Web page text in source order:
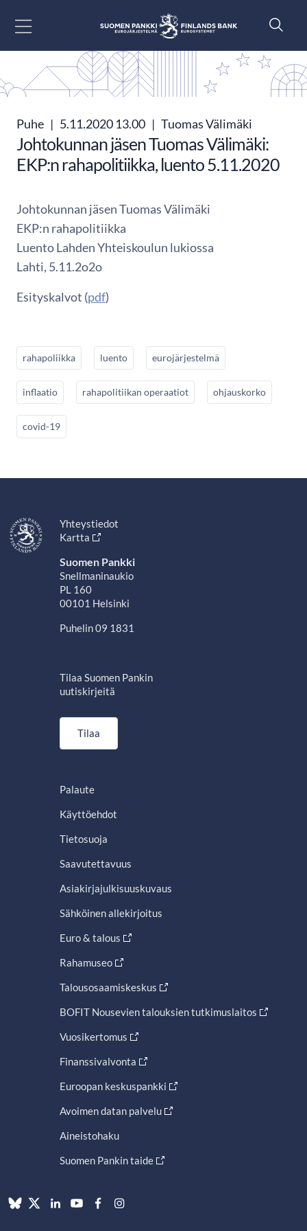
Puhe | 5.11.2020 13.00 | Tuomas Välimäki
Johtokunnan jäsen Tuomas Välimäki:
EKP:n rahapolitiikka, luento 5.11.2020
Johtokunnan jäsen Tuomas Välimäki
EKP:n rahapolitiikka
Luento Lahden Yhteiskoulun lukiossa
Lahti, 5.11.2o2o
Esityskalvot (pdf)
rahapoliikka luento eurojärjestelmä
inflaatio rahapolitiikan operaatiot ohjauskorko
covid-19
Yhteystiedot
Kartta
Suomen Pankki
Snellmaninaukio
PL 160
00101 Helsinki
Puhelin 09 1831
Tilaa Suomen Pankin
uutiskirjeitä
Tilaa
Palaute
Käyttöehdot
Tietosuoja
Saavutettavuus
Asiakirjajulkisuuskuvaus
Sähköinen allekirjoitus
Euro & talous
Rahamuseo
Talousosaamiskeskus
BOFIT Nousevien talouksien tutkimuslaitos
Vuosikertomus
Finanssivalvonta
Euroopan keskuspankki
Avoimen datan palvelu
Aineistohaku
Suomen Pankin taide